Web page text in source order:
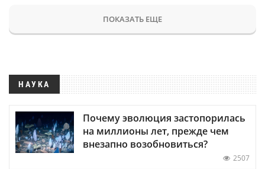
ПОКАЗАТЬ ЕЩЕ
НАУКА
Почему эволюция застопорилась
на миллионы лет, прежде чем
внезапно возобновиться?
2507